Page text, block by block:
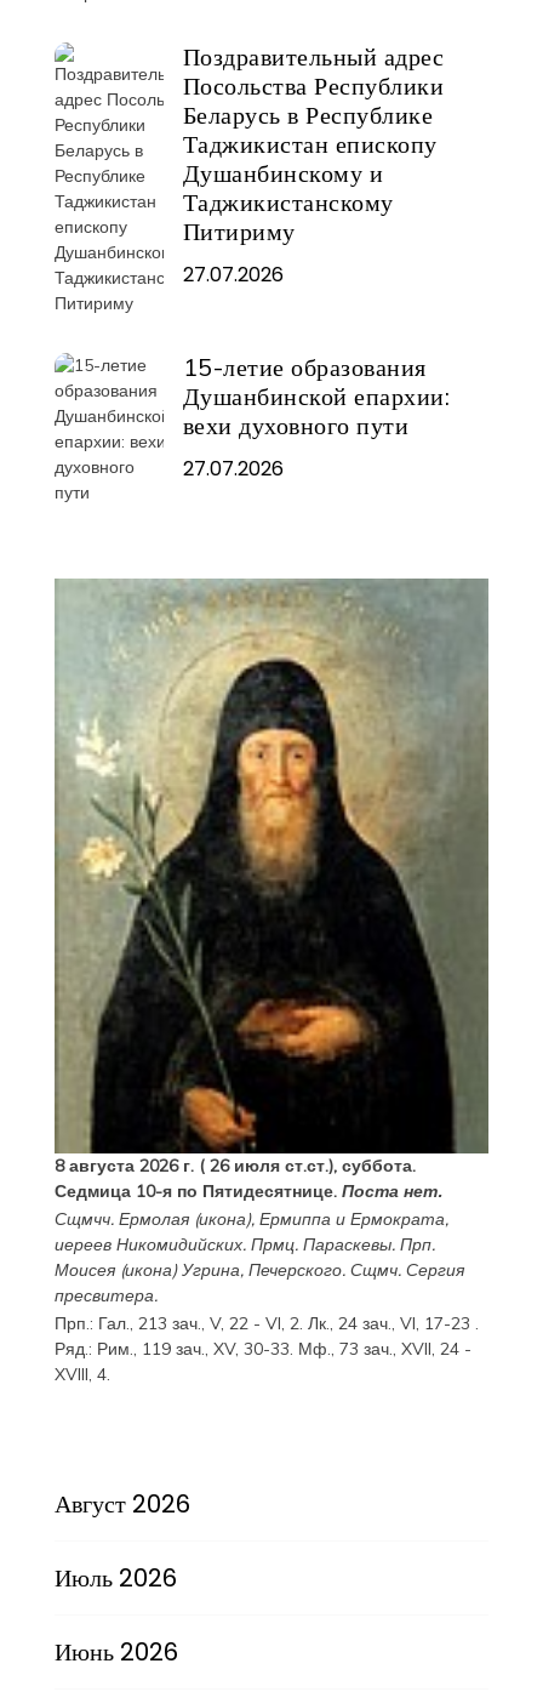
Поздравительный адрес
Посольства Республики
Беларусь в Республике
Таджикистан епископу
Душанбинскому и
Таджикистанскому
Питириму
27.07.2026
15-летие образования
Душанбинской епархии:
вехи духовного пути
27.07.2026
8 августа 2026 г. ( 26 июля ст.ст.), суббота.
Седмица 10-я по Пятидесятнице. Поста нет.
Сщмчч. Ермолая(икона), Ермиппаи Ермократа,
иереев Никомидийских. Прмц. Параскевы. Прп.
Моисея(икона) Угрина, Печерского. Сщмч. Сергия
пресвитера.
Прп.: Гал., 213 зач., V, 22 - VI, 2. Лк., 24 зач., VI, 17-23 .
Ряд.: Рим., 119 зач., XV, 30-33. Мф., 73 зач., XVII, 24 -
XVIII, 4.
Август 2026
Июль 2026
Июнь 2026